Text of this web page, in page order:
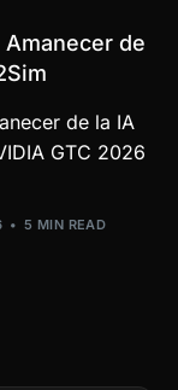
Amanecer de
de la IA
GTC 2026
5 MIN READ